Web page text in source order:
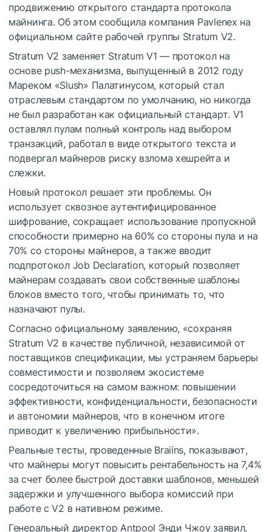
продвижению открытого стандарта протокола
майнинга. Об этом сообщила компания Pavlenex на
официальном сайте рабочей группы Stratum V2.
Stratum V2 заменяет Stratum V1 — протокол на
основе push-механизма, выпущенный в 2012 году
Мареком «Slush» Палатинусом, который стал
отраслевым стандартом по умолчанию, но никогда
не был разработан как официальный стандарт. V1
оставлял пулам полный контроль над выбором
транзакций, работал в виде открытого текста и
подвергал майнеров риску взлома хешрейта и
слежки.
Новый протокол решает эти проблемы. Он
использует сквозное аутентифицированное
шифрование, сокращает использование пропускной
способности примерно на 60% со стороны пула и на
70% со стороны майнеров, а также вводит
подпротокол Job Declaration, который позволяет
майнерам создавать свои собственные шаблоны
блоков вместо того, чтобы принимать то, что
назначают пулы.
Согласно официальному заявлению, «сохраняя
Stratum V2 в качестве публичной, независимой от
поставщиков спецификации, мы устраняем барьеры
совместимости и позволяем экосистеме
сосредоточиться на самом важном: повышении
эффективности, конфиденциальности, безопасности
и автономии майнеров, что в конечном итоге
приводит к увеличению прибыльности».
Реальные тесты, проведенные Braiins, показывают,
что майнеры могут повысить рентабельность на 7,4%
за счет более быстрой доставки шаблонов, меньшей
задержки и улучшенного выбора комиссий при
работе с V2 в нативном режиме.
Генеральный директор Antpool Энди Чжоу заявил,